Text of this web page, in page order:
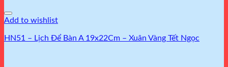
Add to wishlist
HN51 – Lịch Để Bàn A 19x22Cm – Xuân Vàng Tết Ngọc